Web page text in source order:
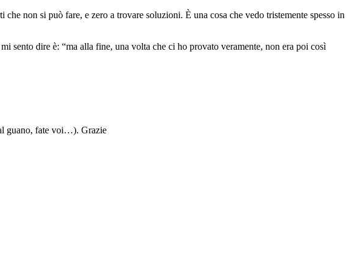
non si può fare, e zero a trovare soluzioni. È una cosa che vedo tristemente spesso in
sento dire è: “ma alla fine, una volta che ci ho provato veramente, non era poi così
guano, fate voi…). Grazie